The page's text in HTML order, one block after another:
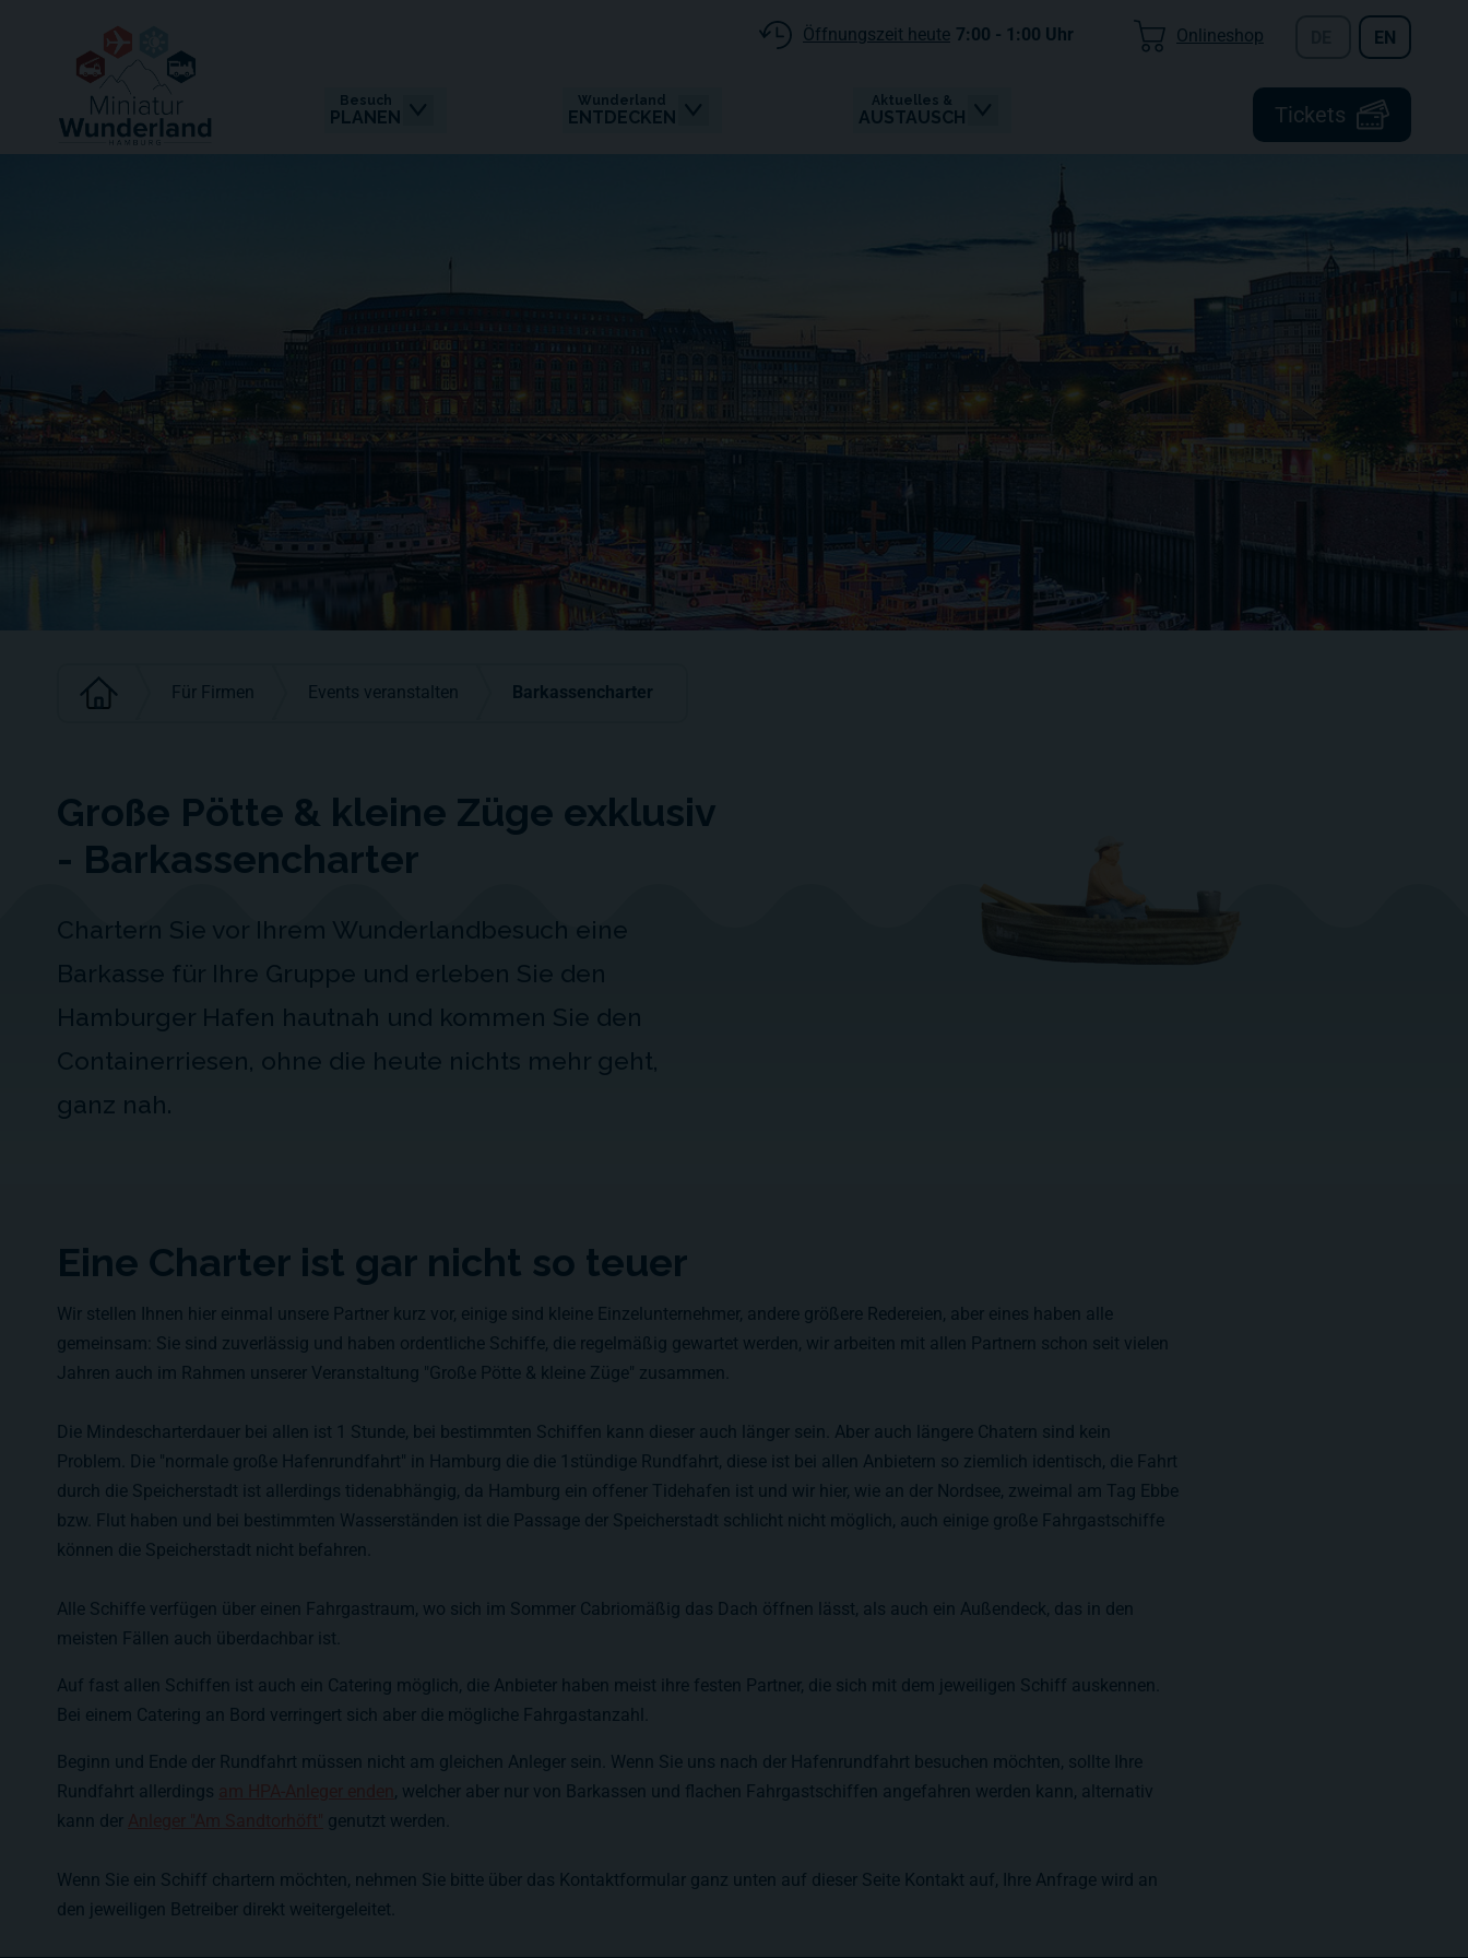
Tickets
Besuch
PLANEN
Wunderland
ENTDECKEN
Aktuelles &
AUSTAUSCH
Öffnungszeit heute 7:00 - 1:00 Uhr Onlineshop EN
Für Firmen Events veranstalten Barkassencharter
Große Pötte & kleine Züge exklusiv
- Barkassencharter
Chartern Sie vor Ihrem Wunderlandbesuch eine
Barkasse für Ihre Gruppe und erleben Sie den
Hamburger Hafen hautnah und kommen Sie den
Containerriesen, ohne die heute nichts mehr geht,
ganz nah.
Eine Charter ist gar nicht so teuer
Wir stellen Ihnen hier einmal unsere Partner kurz vor, einige sind kleine Einzelunternehmer, andere größere Redereien, aber eines haben alle
gemeinsam: Sie sind zuverlässig und haben ordentliche Schiffe, die regelmäßig gewartet werden, wir arbeiten mit allen Partnern schon seit vielen
Jahren auch im Rahmen unserer Veranstaltung "Große Pötte & kleine Züge" zusammen.
Die Mindescharterdauer bei allen ist 1 Stunde, bei bestimmten Schiffen kann dieser auch länger sein. Aber auch längere Chatern sind kein
Problem. Die "normale große Hafenrundfahrt" in Hamburg die die 1stündige Rundfahrt, diese ist bei allen Anbietern so ziemlich identisch, die Fahrt
durch die Speicherstadt ist allerdings tidenabhängig, da Hamburg ein offener Tidehafen ist und wir hier, wie an der Nordsee, zweimal am Tag Ebbe
bzw. Flut haben und bei bestimmten Wasserständen ist die Passage der Speicherstadt schlicht nicht möglich, auch einige große Fahrgastschiffe
können die Speicherstadt nicht befahren.
Alle Schiffe verfügen über einen Fahrgastraum, wo sich im Sommer Cabriomäßig das Dach öffnen lässt, als auch ein Außendeck, das in den
meisten Fällen auch überdachbar ist.
Auf fast allen Schiffen ist auch ein Catering möglich, die Anbieter haben meist ihre festen Partner, die sich mit dem jeweiligen Schiff auskennen.
Bei einem Catering an Bord verringert sich aber die mögliche Fahrgastanzahl.
Beginn und Ende der Rundfahrt müssen nicht am gleichen Anleger sein. Wenn Sie uns nach der Hafenrundfahrt besuchen möchten, sollte Ihre
Rundfahrt allerdings
, welcher aber nur von Barkassen und flachen Fahrgastschiffen angefahren werden kann, alternativ
kann der
genutzt werden.
Wenn Sie ein Schiff chartern möchten, nehmen Sie bitte über das Kontaktformular ganz unten auf dieser Seite Kontakt auf, Ihre Anfrage wird an
den jeweiligen Betreiber direkt weitergeleitet.